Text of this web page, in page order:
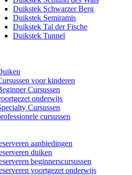
Duikstek Schwarzer Berg
Duikstek Semiramis
Duikstek Tal der Fische
Duikstek Tunnel
voor kinderen
Cursussen
onderwijs
Cursussen
cursussen
aanbiedingen
duiken
beginnerscursussen
voortgezet onderwijs